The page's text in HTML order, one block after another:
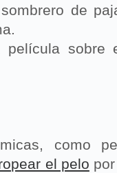
de
película sobre
como
el pelo